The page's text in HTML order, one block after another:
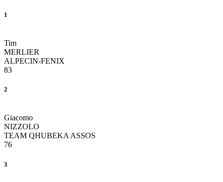
1
Tim
MERLIER
ALPECIN-FENIX
83
2
Giacomo
NIZZOLO
TEAM QHUBEKA ASSOS
76
3